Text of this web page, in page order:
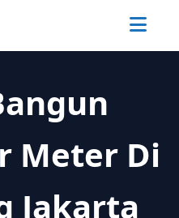
Meter Di
Jakarta